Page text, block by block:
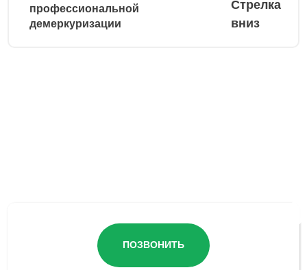
профессиональной
демеркуризации
ПОЗВОНИТЬ